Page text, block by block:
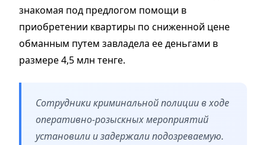
знакомая под предлогом помощи в
приобретении квартиры по сниженной цене
обманным путем завладела ее деньгами в
размере 4,5 млн тенге.
Сотрудники криминальной полиции в ходе
оперативно-розыскных мероприятий
установили и задержали подозреваемую.